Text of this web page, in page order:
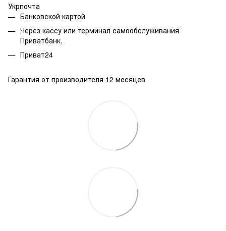
Укрпочта
Банковской картой
Через кассу или терминал самообслуживания
Приватбанк.
Приват24
Гарантия от производителя 12 месяцев